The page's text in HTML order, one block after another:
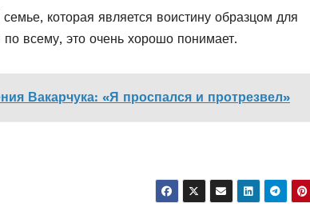
которая является воистину образцом для
всему, это очень хорошо понимает.
Вакарчука: «Я проспался и протрезвел»